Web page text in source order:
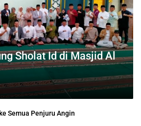
Sholat Id di Masjid Al
Semua Penjuru Angin